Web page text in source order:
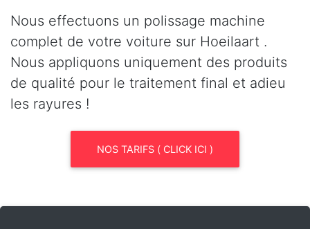
Nous effectuons un polissage machine
complet de votre voiture sur Hoeilaart .
Nous appliquons uniquement des produits
de qualité pour le traitement final et adieu
les rayures !
NOS TARIFS ( CLICK ICI )